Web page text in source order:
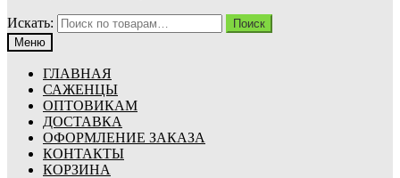
Искать:
Поиск
Меню
ГЛАВНАЯ
САЖЕНЦЫ
ОПТОВИКАМ
ДОСТАВКА
ОФОРМЛЕНИЕ ЗАКАЗА
КОНТАКТЫ
КОРЗИНА